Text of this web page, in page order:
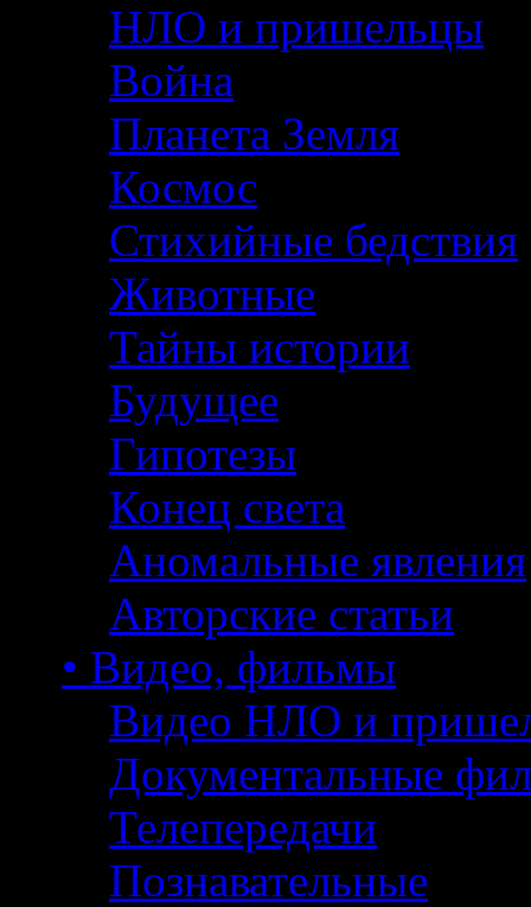
НЛО и пришельцы
Война
Планета Земля
Космос
Стихийные бедствия
Животные
Тайны истории
Будущее
Гипотезы
Конец света
Аномальные явления
Авторские статьи
• Видео, фильмы
Видео НЛО и
Документальные
Телепередачи
Познавательные